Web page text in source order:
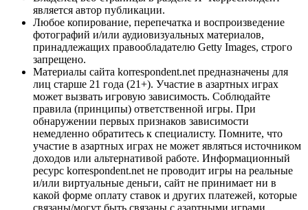
является автор публикации.
Любое копирование, перепечатка и воспроизведение
фотографий и/или аудиовизуальных материалов,
принадлежащих правообладателю Getty Images, строго
запрещено.
Материалы сайта korrespondent.net предназначены для
лиц старше 21 года (21+). Участие в азартных играх
может вызвать игровую зависимость. Соблюдайте
правила (принципы) ответственной игры. При
обнаружении первых признаков зависимости
немедленно обратитесь к специалисту. Помните, что
участие в азартных играх не может являться источником
доходов или альтернативой работе. Информационный
ресурс korrespondent.net не проводит игры на реальные
и/или виртуальные деньги, сайт не принимает ни в
какой форме оплату ставок и других платежей, которые
связаны/могут быть связаны с азартными играми,